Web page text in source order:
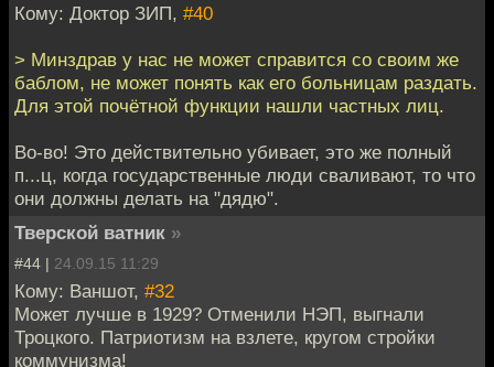
Кому: Доктор ЗИП, #40
> Минздрав у нас не может справится со своим же
баблом, не может понять как его больницам раздать.
Для этой почётной функции нашли частных лиц.
Во-во! Это действительно убивает, это же полный
п...ц, когда государственные люди сваливают, то что
они должны делать на "дядю".
Тверской ватник »
#44 | 24.09.15 11:29
Кому: Ваншот, #32
Может лучше в 1929? Отменили НЭП, выгнали
Троцкого. Патриотизм на взлете, кругом стройки
коммунизма!